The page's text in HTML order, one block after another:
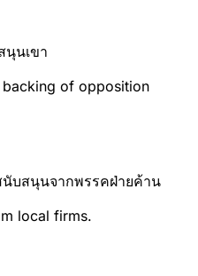
นเขา
of opposition
นับสนุนจากพรรคฝ่ายค้าน
local firms.